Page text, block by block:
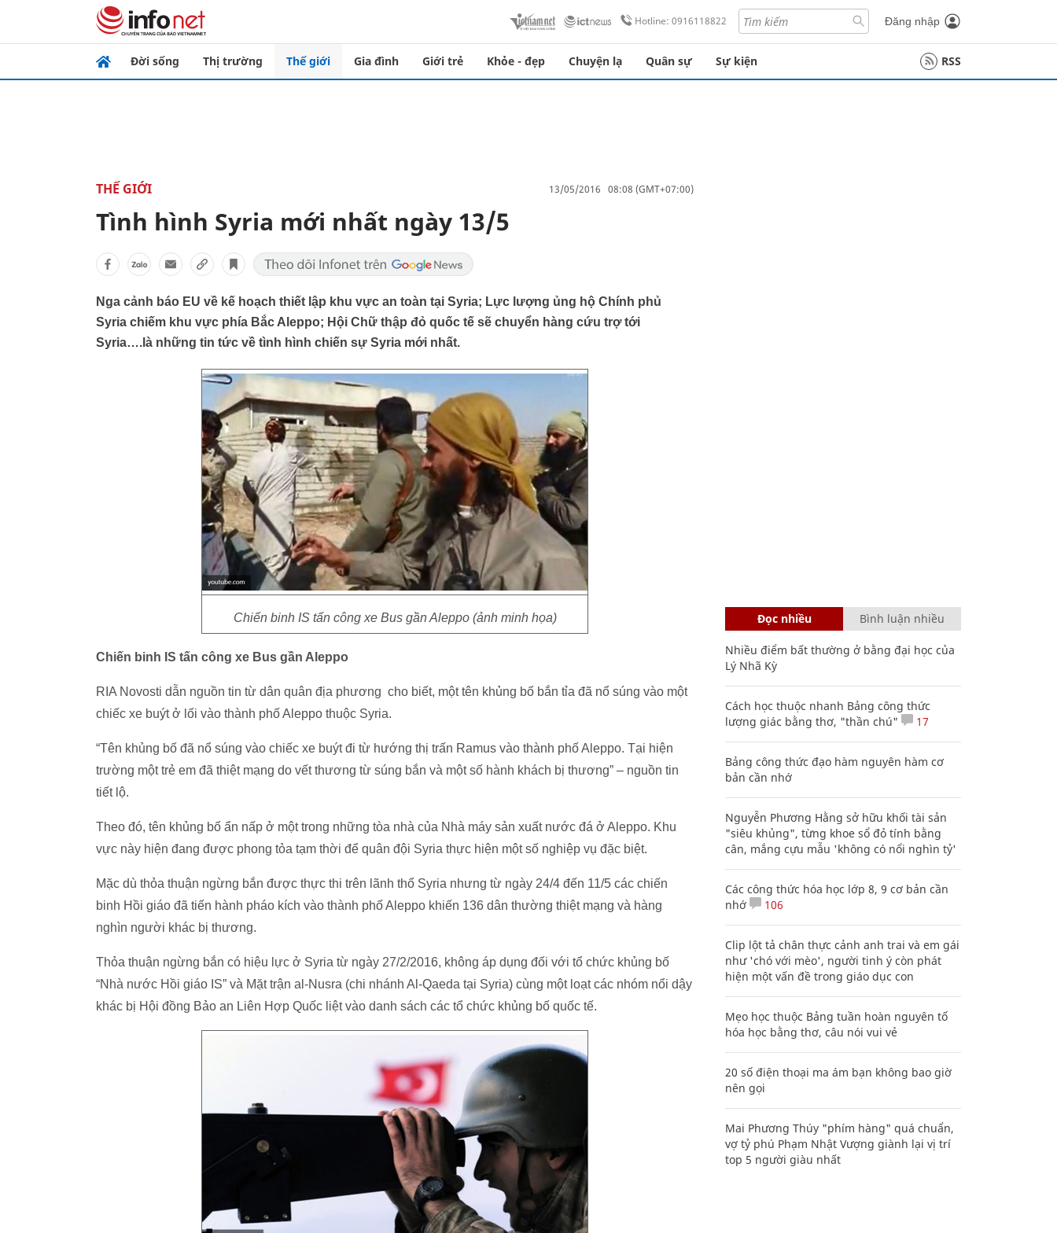
Hotline: 0916118822 Đăng nhập
Đời sống Thị trường Thế giới Gia đình Giới trẻ Khỏe - đẹp Chuyện lạ Quân sự Sự kiện RSS
THẾ GIỚI 13/05/2016 08:08 (GMT+07:00)
Tình hình Syria mới nhất ngày 13/5
Nga cảnh báo EU về kế hoạch thiết lập khu vực an toàn tại Syria; Lực lượng ủng hộ Chính phủ
Syria chiếm khu vực phía Bắc Aleppo; Hội Chữ thập đỏ quốc tế sẽ chuyển hàng cứu trợ tới
Syria….là những tin tức về tình hình chiến sự Syria mới nhất.
Chiến binh IS tấn công xe Bus gần Aleppo (ảnh minh họa)
Chiến binh IS tấn công xe Bus gần Aleppo
RIA Novosti dẫn nguồn tin từ dân quân địa phương cho biết, một tên khủng bố bắn tỉa đã nổ súng vào một
chiếc xe buýt ở lối vào thành phố Aleppo thuộc Syria.
“Tên khủng bố đã nổ súng vào chiếc xe buýt đi từ hướng thị trấn Ramus vào thành phố Aleppo. Tại hiện
trường một trẻ em đã thiệt mạng do vết thương từ súng bắn và một số hành khách bị thương” – nguồn tin
tiết lộ.
Theo đó, tên khủng bố ẩn nấp ở một trong những tòa nhà của Nhà máy sản xuất nước đá ở Aleppo. Khu
vực này hiện đang được phong tỏa tạm thời để quân đội Syria thực hiện một số nghiệp vụ đặc biệt.
Mặc dù thỏa thuận ngừng bắn được thực thi trên lãnh thổ Syria nhưng từ ngày 24/4 đến 11/5 các chiến
binh Hồi giáo đã tiến hành pháo kích vào thành phố Aleppo khiến 136 dân thường thiệt mạng và hàng
nghìn người khác bị thương.
Thỏa thuận ngừng bắn có hiệu lực ở Syria từ ngày 27/2/2016, không áp dụng đối với tổ chức khủng bố
“Nhà nước Hồi giáo IS” và Mặt trận al-Nusra (chi nhánh Al-Qaeda tại Syria) cùng một loạt các nhóm nổi dậy
khác bị Hội đồng Bảo an Liên Hợp Quốc liệt vào danh sách các tổ chức khủng bố quốc tế.
Đọc nhiều Bình luận nhiều
Nhiều điểm bất thường ở bằng đại học của
Lý Nhã Kỳ
Cách học thuộc nhanh Bảng công thức
lượng giác bằng thơ, "thần chú"
17
Bảng công thức đạo hàm nguyên hàm cơ
bản cần nhớ
Nguyễn Phương Hằng sở hữu khối tài sản
"siêu khủng", từng khoe sổ đỏ tính bằng
cân, mắng cựu mẫu 'không có nổi nghìn tỷ'
Các công thức hóa học lớp 8, 9 cơ bản cần
nhớ
106
Clip lột tả chân thực cảnh anh trai và em gái
như 'chó với mèo', người tinh ý còn phát
hiện một vấn đề trong giáo dục con
Mẹo học thuộc Bảng tuần hoàn nguyên tố
hóa học bằng thơ, câu nói vui vẻ
20 số điện thoại ma ám bạn không bao giờ
nên gọi
Mai Phương Thúy "phím hàng" quá chuẩn,
vợ tỷ phú Phạm Nhật Vượng giành lại vị trí
top 5 người giàu nhất